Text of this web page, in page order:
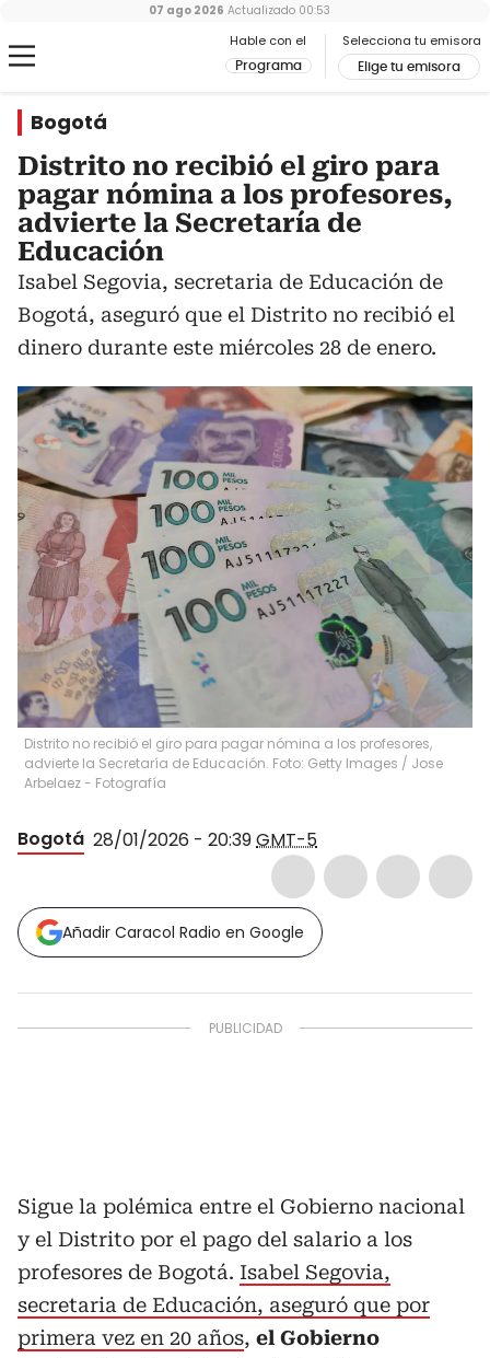
Hable con el
Programa
Selecciona tu emisora
Elige tu emisora
07 ago 2026 Actualizado 00:53
Bogotá
Distrito no recibió el giro para
pagar nómina a los profesores,
advierte la Secretaría de
Educación
Isabel Segovia, secretaria de Educación de
Bogotá, aseguró que el Distrito no recibió el
dinero durante este miércoles 28 de enero.
Distrito no recibió el giro para pagar nómina a los profesores,
advierte la Secretaría de Educación. Foto: Getty Images / Jose
Arbelaez - Fotografía
Bogotá 28/01/2026 - 20:39GMT-5
Añadir Caracol Radio en Google
Sigue la polémica entre el Gobierno nacional
y el Distrito por el pago del salario a los
profesores de Bogotá. Isabel Segovia,
secretaria de Educación, aseguró que por
primera vez en 20 años, el Gobierno